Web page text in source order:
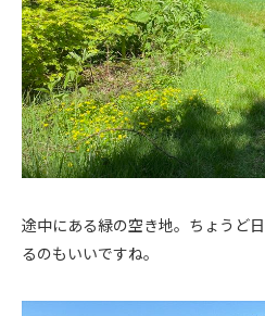
途中にある緑の空き地。ちょうど
るのもいいですね。